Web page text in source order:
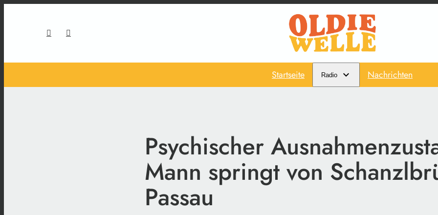
Startseite Radio Nachrichten
Psychischer
Mann springt von
Passau